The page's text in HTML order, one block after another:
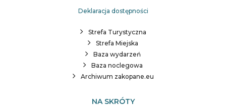
Deklaracja dostępności
Strefa Turystyczna
Strefa Miejska
Baza wydarzeń
Baza noclegowa
Archiwum zakopane.eu
NA SKRÓTY